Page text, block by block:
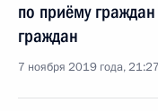
по приёму
граждан
7 ноября 2019 года, 21:27